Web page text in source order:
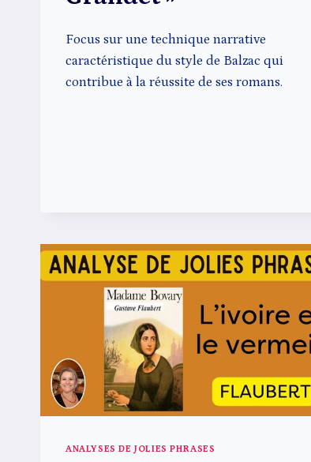
Focus sur une technique narrative
caractéristique du style de Balzac qui
contribue à la réussite de ses romans.
ANALYSES DE JOLIES PHRASES